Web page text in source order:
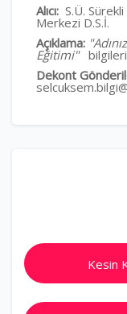
Alıcı: S.Ü.
Merkezi D.S.İ.
Açıklama:
Eğitimi"
Dekont
Kesin